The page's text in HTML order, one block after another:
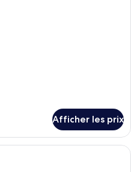
Afficher les prix
Chambre exécutive | Minibar,